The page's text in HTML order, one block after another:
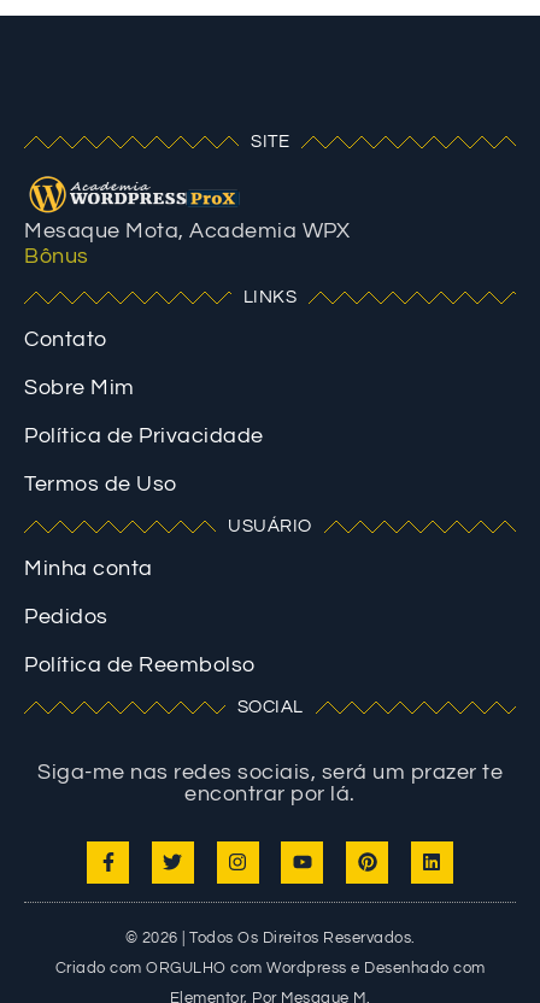
SITE
Mesaque Mota, Academia WPX
Bônus
LINKS
Contato
Sobre Mim
Política de Privacidade
Termos de Uso
USUÁRIO
Minha conta
Pedidos
Política de Reembolso
SOCIAL
Siga-me nas redes sociais, será um prazer te
encontrar por lá.
© 2026 | Todos Os Direitos Reservados.
Criado com ORGULHO com Wordpress e Desenhado com
Elementor, Por Mesaque M.